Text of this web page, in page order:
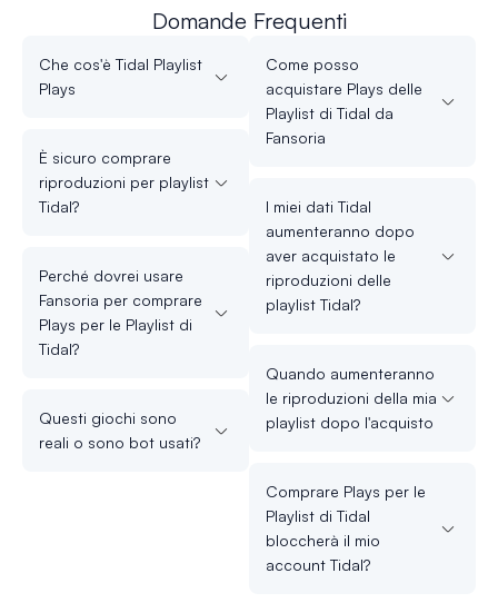
Domande Frequenti
Che cos'è Tidal Playlist
Plays
È sicuro comprare
riproduzioni per playlist
Tidal?
Perché dovrei usare
Fansoria per comprare
Plays per le Playlist di
Tidal?
Questi giochi sono
reali o sono bot usati?
Come posso
acquistare Plays delle
Playlist di Tidal da
Fansoria
I miei dati Tidal
aumenteranno dopo
aver acquistato le
riproduzioni delle
playlist Tidal?
Quando aumenteranno
le riproduzioni della mia
playlist dopo l'acquisto
Comprare Plays per le
Playlist di Tidal
bloccherà il mio
account Tidal?